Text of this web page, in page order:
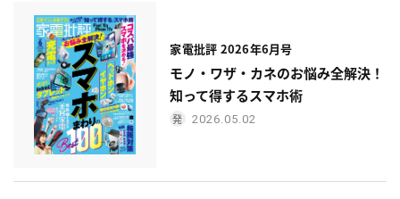
家電批評 2026年6月号
モノ・ワザ・カネのお悩み全解決！
知って得するスマホ術
2026.05.02